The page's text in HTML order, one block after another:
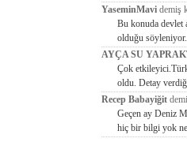
YaseminMavi demiş
Bu konuda devlet
olduğu
AYÇA SU
Çok
oldu. Detay
Recep Babayiğit
Geçen ay Deniz
hiç bir bilgi yok